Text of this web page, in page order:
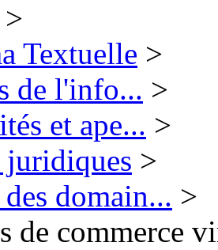
>
Textuelle >
de l'info... >
et ape... >
juridiques >
domain... >
de commerce